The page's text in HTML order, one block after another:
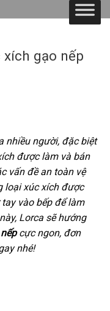
gạo nếp
nhiều người, đặc biệt
được làm và bán
vấn đề an toàn vệ
loại xúc xích được
vào bếp để làm
Lorca sẽ hướng
cực ngon, đơn
nhé!